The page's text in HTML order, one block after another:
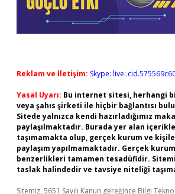
Reklam ve İletişim: Skype:
Yasal Uyarı: Bu internet sitesi, herhangi
veya şahıs şirketi ile hiçbir bağlantısı
Sitede yalnızca kendi hazırladığımız
paylaşılmaktadır. Burada yer alan
taşımamakta olup, gerçek kurum ve
paylaşım yapılmamaktadır. Gerçek
benzerlikleri tamamen tesadüfidir.
taslak halindedir ve tavsiye niteliği
Sitemiz, 5651 Sayılı Kanun gereğince Bilgi